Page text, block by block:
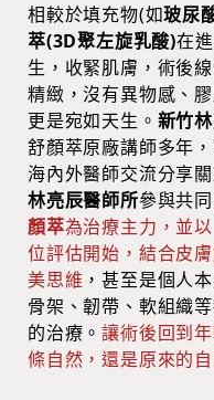
相較於填充物(如玻尿
萃(3D聚左旋乳酸)在
生，收緊肌膚，術後
精緻，沒有異物感、
更是宛如天生。 新竹
舒顏萃原廠講師多年
海內外醫師交流分享
林亮辰醫師所參與共
顏萃為治療主力，並
位評估開始，結合皮
美思維 ，甚至是個人
骨架、韌帶、軟組織
的治療。讓術後回到
條自然，還是原來的自